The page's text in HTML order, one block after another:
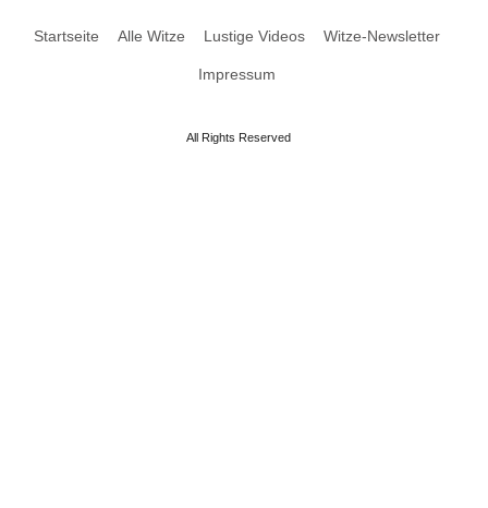
Startseite Alle Witze Lustige Videos Witze-Newsletter
Impressum
All Rights Reserved